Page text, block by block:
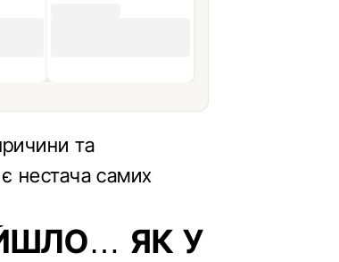
та
нестача самих
ЯК У